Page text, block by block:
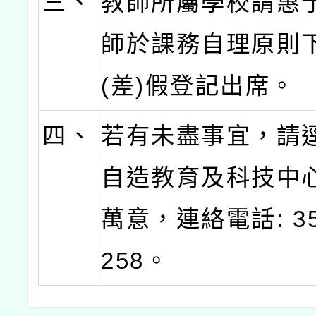
師於課務自理原則
(差)假登記出席。
四、
若有未盡事宜，請
自造教育及科技中
萬意，連絡電話:
258。